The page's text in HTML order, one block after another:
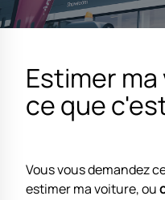
Estimer
ce que
Vous vous demandez
estimer ma voiture, ou